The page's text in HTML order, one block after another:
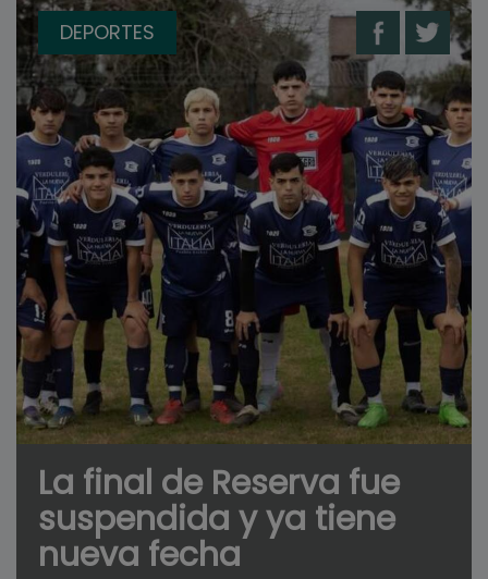
DEPORTES
La final de Reserva fue
suspendida y ya tiene
nueva fecha